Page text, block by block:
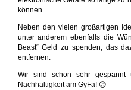
können.
Neben den vielen großartigen
unter anderem ebenfalls die
Beast“ Geld zu spenden, das
entfernen.
Wir sind schon sehr gespannt
Nachhaltigkeit am GyFa! 😊